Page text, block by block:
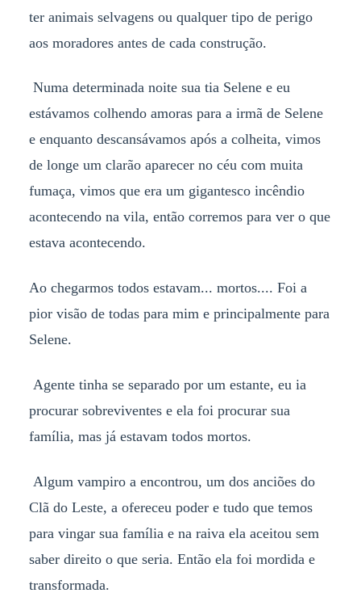
ter animais selvagens ou qualquer tipo de perigo
aos moradores antes de cada construção.
Numa determinada noite sua tia Selene e eu
estávamos colhendo amoras para a irmã de Selene
e enquanto descansávamos após a colheita, vimos
de longe um clarão aparecer no céu com muita
fumaça, vimos que era um gigantesco incêndio
acontecendo na vila, então corremos para ver o que
estava acontecendo.
Ao chegarmos todos estavam... mortos.... Foi a
pior visão de todas para mim e principalmente para
Selene.
Agente tinha se separado por um estante, eu ia
procurar sobreviventes e ela foi procurar sua
família, mas já estavam todos mortos.
Algum vampiro a encontrou, um dos anciões do
Clã do Leste, a ofereceu poder e tudo que temos
para vingar sua família e na raiva ela aceitou sem
saber direito o que seria. Então ela foi mordida e
transformada.